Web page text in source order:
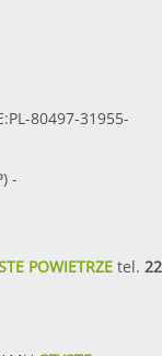
80497-31955-
-
POWIETRZEtel. 22